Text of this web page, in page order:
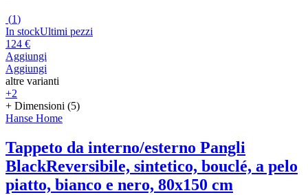
(1)
In stockUltimi pezzi
124 €
Aggiungi
Aggiungi
altre varianti
+2
+ Dimensioni (5)
Hanse Home
Tappeto da interno/esterno Pangli
BlackReversibile, sintetico, bouclé, a pelo
piatto, bianco e nero, 80x150 cm